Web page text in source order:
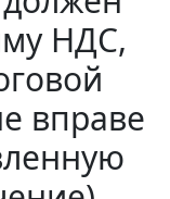
НДС,
вправе